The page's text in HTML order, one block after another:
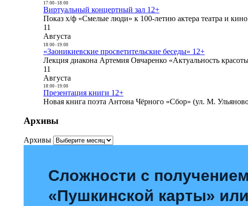
17:00- 18:00
Виртуальный концертный зал 12+
Показ х/ф «Смелые люди» к 100-летию актера театра и
11
Августа
18:00- 19:00
«Заоникиевские просветительские беседы» 12+
Лекция диакона Артемия Овчаренко «Актуальность
11
Августа
18:00- 19:00
Презентация книги 12+
Новая книга поэта Антона Чёрного «Сбор» (ул. М.
Архивы
Архивы
Сложности с получением
«Пушкинской карты» или